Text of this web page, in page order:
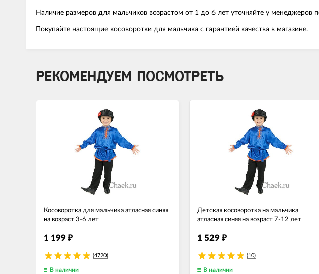
Наличие размеров для мальчиков возрастом от 1 до 6 лет уточняйте у менеджеров
Покупайте настоящие косоворотки для мальчика с гарантией качества в магазине.
РЕКОМЕНДУЕМ ПОСМОТРЕТЬ
Косоворотка для мальчика атласная синяя
на возраст 3-6 лет
1 199 ₽
(4720)
В наличии
Детская косоворотка на мальчика
атласная синяя на возраст 7-12 лет
1 529 ₽
(10)
В наличии